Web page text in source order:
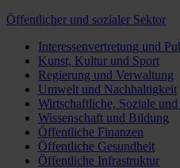
Öffentlicher und sozialer Sektor
Interessenvertretung und
Kunst, Kultur und Sport
Regierung und Verwaltung
Umwelt und Nachhaltigkeit
Wirtschaftliche, Soziale
Wissenschaft und Bildung
Öffentliche Finanzen
Öffentliche Gesundheit
Öffentliche Infrastruktur